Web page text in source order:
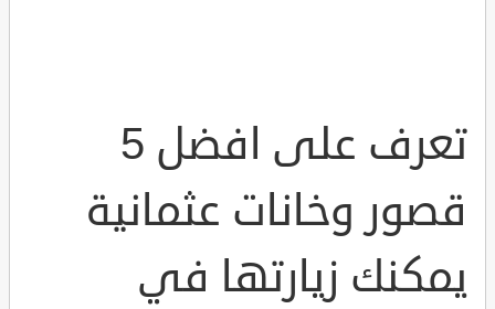
تعرف على افضل 5
قصور وخانات عثمانية
يمكنك زيارتها في